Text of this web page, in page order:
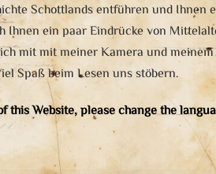
Schottlands entführen und Ihnen
Ihnen ein paar Eindrücke von
mit mit meiner Kamera und
Spaß beim Lesen uns stöbern.
this Website, please change the